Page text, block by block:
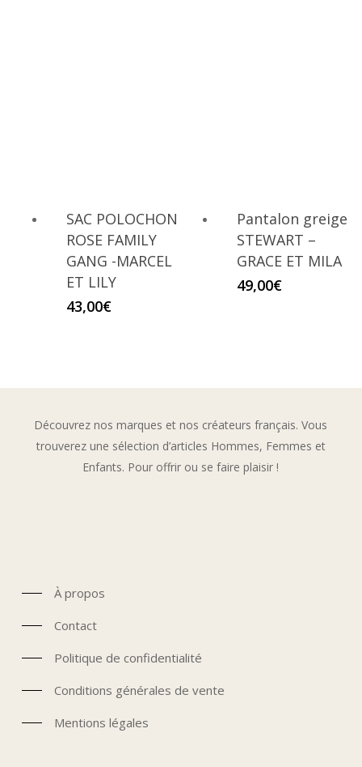
SAC POLOCHON
ROSE FAMILY
GANG -MARCEL
ET LILY
43,00€
Pantalon greige
STEWART –
GRACE ET MILA
49,00€
Découvrez nos marques et nos créateurs français. Vous
trouverez une sélection d’articles Hommes, Femmes et
Enfants. Pour offrir ou se faire plaisir !
À propos
Contact
Politique de confidentialité
Conditions générales de vente
Mentions légales